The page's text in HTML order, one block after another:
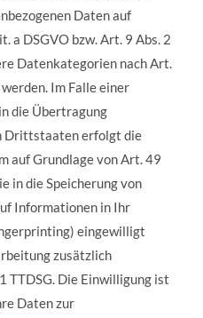
Daten auf
a DSGVO bzw. Art. 9 Abs. 2
Datenkategorien nach Art.
Im Falle einer
die Übertragung
Drittstaaten erfolgt die
auf Grundlage von Art. 49
in die Speicherung von
Informationen in Ihr
eingewilligt
zusätzlich
TTDSG. Die Einwilligung ist
Daten zur